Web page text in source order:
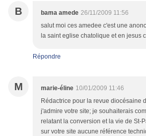
B bama amede 26/11/2009 11:56
salut moi ces amedee c'est une
la saint eglise chatolique et en jesus
Répondre
M marie-éline 10/01/2009 11:46
Rédactrice pour la revue diocésaine
j'admire votre site; je souhaiterais
relatant la conversion et la vie de St-
sur votre site aucune référence